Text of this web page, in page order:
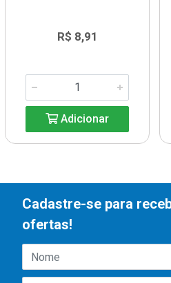
R$ 8,91
Adicionar
Cadastre-se para
ofertas!